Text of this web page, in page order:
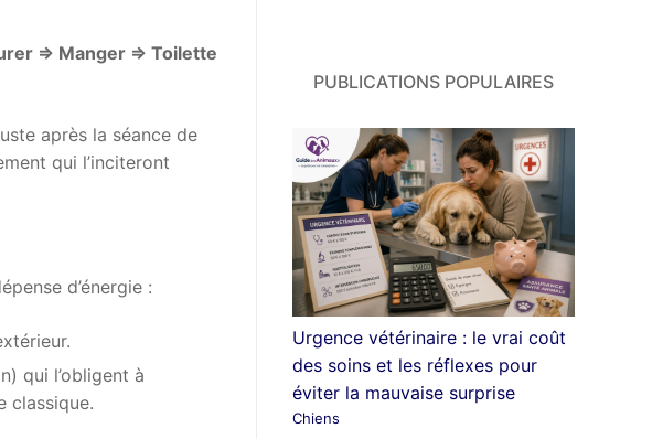
=> Manger => Toilette
après la séance de
qui l’inciteront
d’énergie :
qui l’obligent à
classique.
PUBLICATIONS POPULAIRES
Urgence vétérinaire : le vrai coût
des soins et les réflexes pour
éviter la mauvaise surprise
Chiens